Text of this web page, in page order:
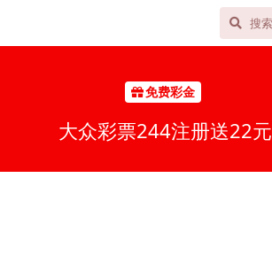
免费彩金
大众彩票244注册送22元